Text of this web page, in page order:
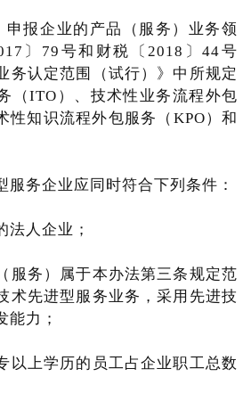
申报企业的产品（服务）业务领
〕79号和财税〔2018〕44号
务认定范围（试行）》中所规定
（ITO）、技术性业务流程外包
性知识流程外包服务（KPO）和
服务企业应同时符合下列条件：
法人企业；
服务）属于本办法第三条规定范
术先进型服务业务，采用先进技
能力；
以上学历的员工占企业职工总数